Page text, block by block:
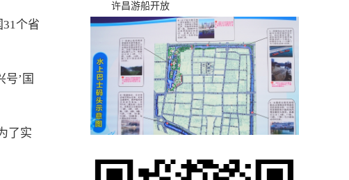
个省
’国
了实
许昌游船开放